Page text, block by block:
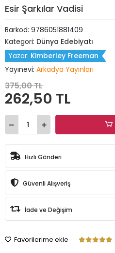
Esir Şarkılar Vadisi
Barkod: 9786051881409
Kategori: Dünya Edebiyatı
Yazar: Kimberley Freeman
Yayınevi: Arkadya Yayınları
375,00 TL
262,50 TL
Hızlı Gönderi
Güvenli Alışveriş
İade ve Değişim
Favorilerime ekle